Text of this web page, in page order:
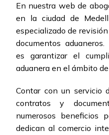
En nuestra web de
en la ciudad de
especializado de
documentos
es garantizar el
aduanera en el ámbito
Contar con un servicio
contratos y
numerosos beneficios
dedican al comercio